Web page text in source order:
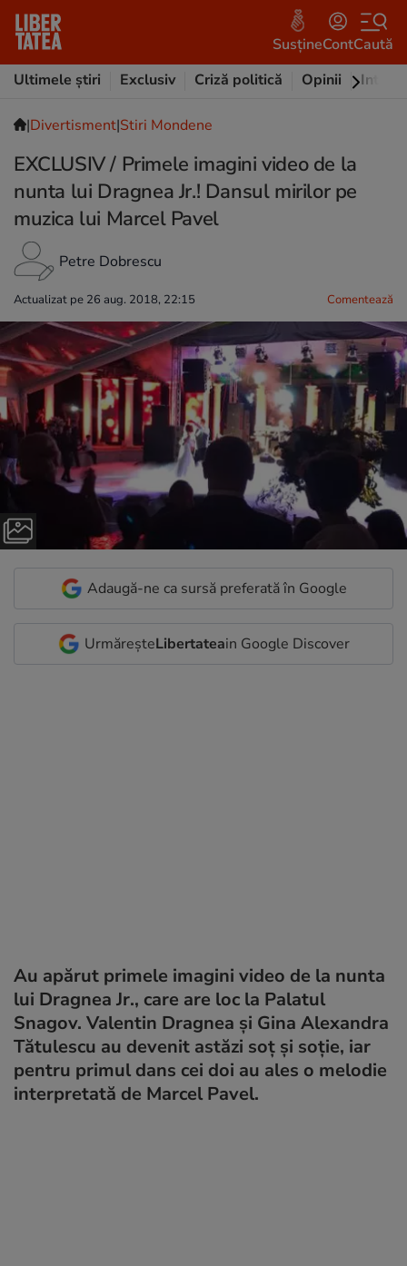
SusțineContCaută
Ultimele știri
Exclusiv Criză politică Opinii
|Divertisment|Stiri Mondene
EXCLUSIV / Primele imagini video de la
nunta lui Dragnea Jr.! Dansul mirilor pe
muzica lui Marcel Pavel
Petre Dobrescu
Actualizat pe 26 aug. 2018, 22:15 Comentează
Adaugă-ne ca sursă preferată în Google
UrmăreșteLibertateain Google Discover
Au apărut primele imagini video de la nunta
lui Dragnea Jr., care are loc la Palatul
Snagov. Valentin Dragnea și Gina Alexandra
Tătulescu au devenit astăzi soț și soție, iar
pentru primul dans cei doi au ales o melodie
interpretată de Marcel Pavel.